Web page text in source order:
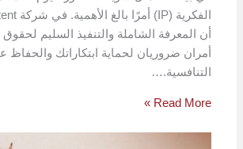
أن المعرفة الشاملة والتنفيذ السليم لحقوق
أمران ضروريان لحماية ابتكاراتك والحفاظ
التنافسية.…
Read More »